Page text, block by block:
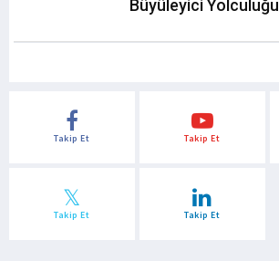
Büyüleyici Yolculuğu
Takip Et Takip Et
Takip Et Takip Et